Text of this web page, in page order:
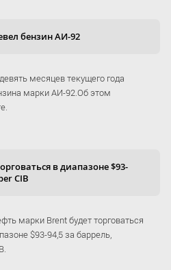
бензин АИ-92
месяцев текущего года
марки АИ-92.Об этом
в диапазоне $93-
CIB
марки Brent будет торговаться
$93-94,5 за баррель,